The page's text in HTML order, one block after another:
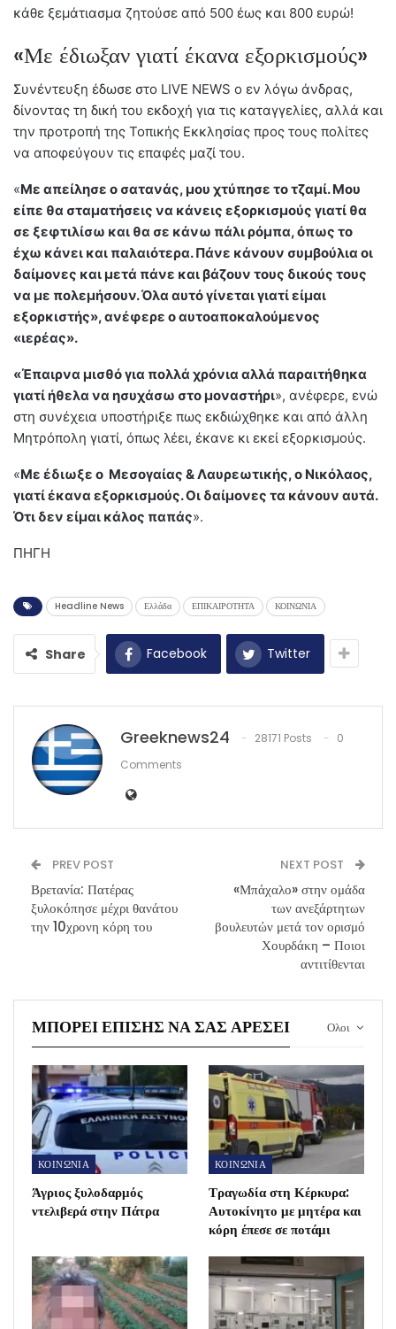
κάθε ξεμάτιασμα ζητούσε από 500 έως και 800 ευρώ!
«Με έδιωξαν γιατί έκανα εξορκισμούς»
Συνέντευξη έδωσε στο LIVE NEWS ο εν λόγω άνδρας,
δίνοντας τη δική του εκδοχή για τις καταγγελίες, αλλά και
την προτροπή της Τοπικής Εκκλησίας προς τους πολίτες
να αποφεύγουν τις επαφές μαζί του.
«Με απείλησε ο σατανάς, μου χτύπησε το τζαμί. Μου
είπε θα σταματήσεις να κάνεις εξορκισμούς γιατί θα
σε ξεφτιλίσω και θα σε κάνω πάλι ρόμπα, όπως το
έχω κάνει και παλαιότερα. Πάνε κάνουν συμβούλια οι
δαίμονες και μετά πάνε και βάζουν τους δικούς τους
να με πολεμήσουν. Όλα αυτό γίνεται γιατί είμαι
εξορκιστής», ανέφερε ο αυτοαποκαλούμενος
«ιερέας».
«Έπαιρνα μισθό για πολλά χρόνια αλλά παραιτήθηκα
γιατί ήθελα να ησυχάσω στο μοναστήρι», ανέφερε, ενώ
στη συνέχεια υποστήριξε πως εκδιώχθηκε και από άλλη
Μητρόπολη γιατί, όπως λέει, έκανε κι εκεί εξορκισμούς.
«Με έδιωξε ο Μεσογαίας & Λαυρεωτικής, ο Νικόλαος,
γιατί έκανα εξορκισμούς. Οι δαίμονες τα κάνουν αυτά.
Ότι δεν είμαι κάλος παπάς».
ΠΗΓΗ
Headline News Ελλάδα ΕΠΙΚΑΙΡΟΤΗΤΑ ΚΟΙΝΩΝΙΑ
Share Facebook Twitter
Greeknews24 28171 Posts
0
Comments
PREV POST
Βρετανία: Πατέρας
ξυλοκόπησε μέχρι θανάτου
την 10χρονη κόρη του
NEXT POST
«Μπάχαλο» στην ομάδα
των ανεξάρτητων
βουλευτών μετά τον ορισμό
Χουρδάκη – Ποιοι
αντιτίθενται
Ολοι
ΜΠΟΡΕΊ ΕΠΊΣΗΣ ΝΑ ΣΑΣ ΑΡΈΣΕΙ
ΚΟΙΝΩΝΙΑ
Άγριος ξυλοδαρμός
ντελιβερά στην Πάτρα
ΚΟΙΝΩΝΙΑ
Τραγωδία στη Κέρκυρα:
Αυτοκίνητο με μητέρα και
κόρη έπεσε σε ποτάμι